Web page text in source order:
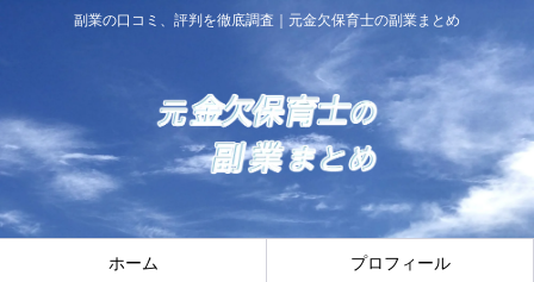
副業の口コミ、評判を徹底調査｜元金欠保育士の副業まとめ
ホーム プロフィール